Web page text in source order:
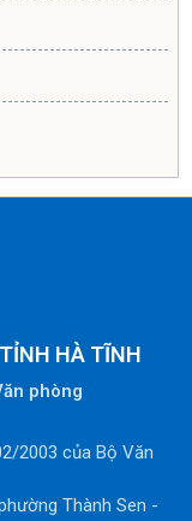
HÀ TĨNH
phòng
2003 của Bộ Văn
Thành Sen -